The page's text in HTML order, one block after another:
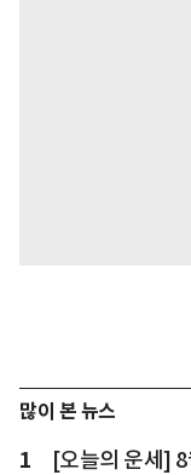
많이 본 뉴스
1 [오늘의 운세]